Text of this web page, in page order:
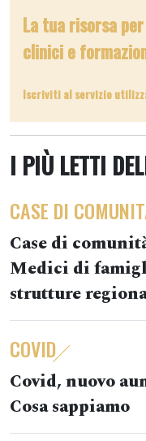
La tua risorsa
clinici e
Iscriviti al servizio
I PIÙ LETTI
CASE DI
Case di
Medici di
strutture
COVID
Covid, nuovo
Cosa sappiamo